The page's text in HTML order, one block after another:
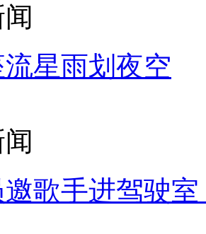
星雨划夜空
歌手进驾驶